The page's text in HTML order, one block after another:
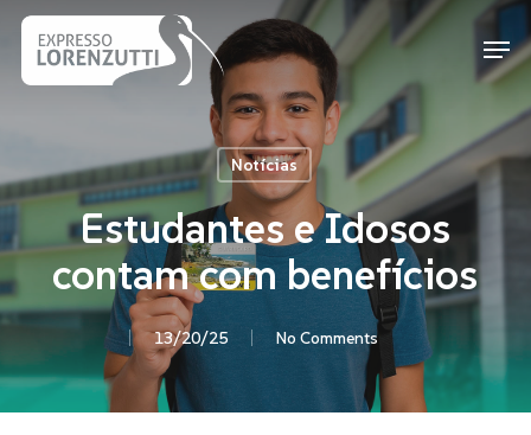
Skip
main
Notícias
Estudantes e Idosos
contam com benefícios
13/20/25 No Comments
Close